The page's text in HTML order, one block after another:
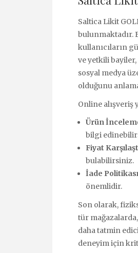
Saltica Likit
bulunmaktadır.
kullanıcıların
ve yetkili
sosyal medya
olduğunu
Online alışveriş
Ürün
bilgi
Fiyat
bulabilirsiniz.
İade
önemlidir.
Son olarak,
tür
daha tatmin
deneyim için